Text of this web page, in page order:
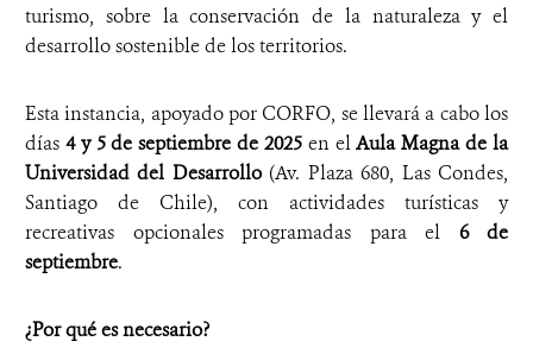
turismo, sobre la conservación de la naturaleza y el
desarrollo sostenible de los territorios.
Esta instancia, apoyado por CORFO, se llevará a cabo los
días 4 y 5 de septiembre de 2025en elAula Magna de la
Universidad del Desarrollo(Av. Plaza 680, Las Condes,
Santiago de Chile), con actividades turísticas y
recreativas opcionales programadas para el 6 de
septiembre.
¿Por qué es necesario?